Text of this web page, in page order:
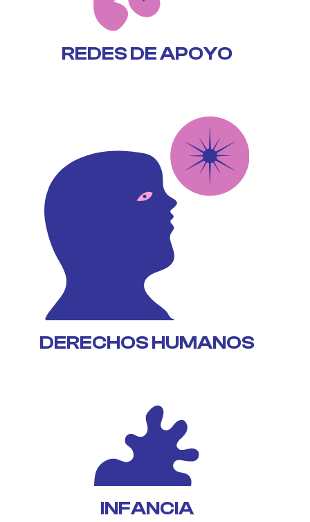
REDES DE APOYO
DERECHOS HUMANOS
INFANCIA